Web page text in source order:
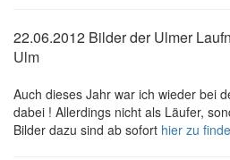
22.06.2012 Bilder der Ulmer
Ulm
Auch dieses Jahr war ich wieder bei
dabei ! Allerdings nicht als Läufer,
Bilder dazu sind ab sofort hier zu